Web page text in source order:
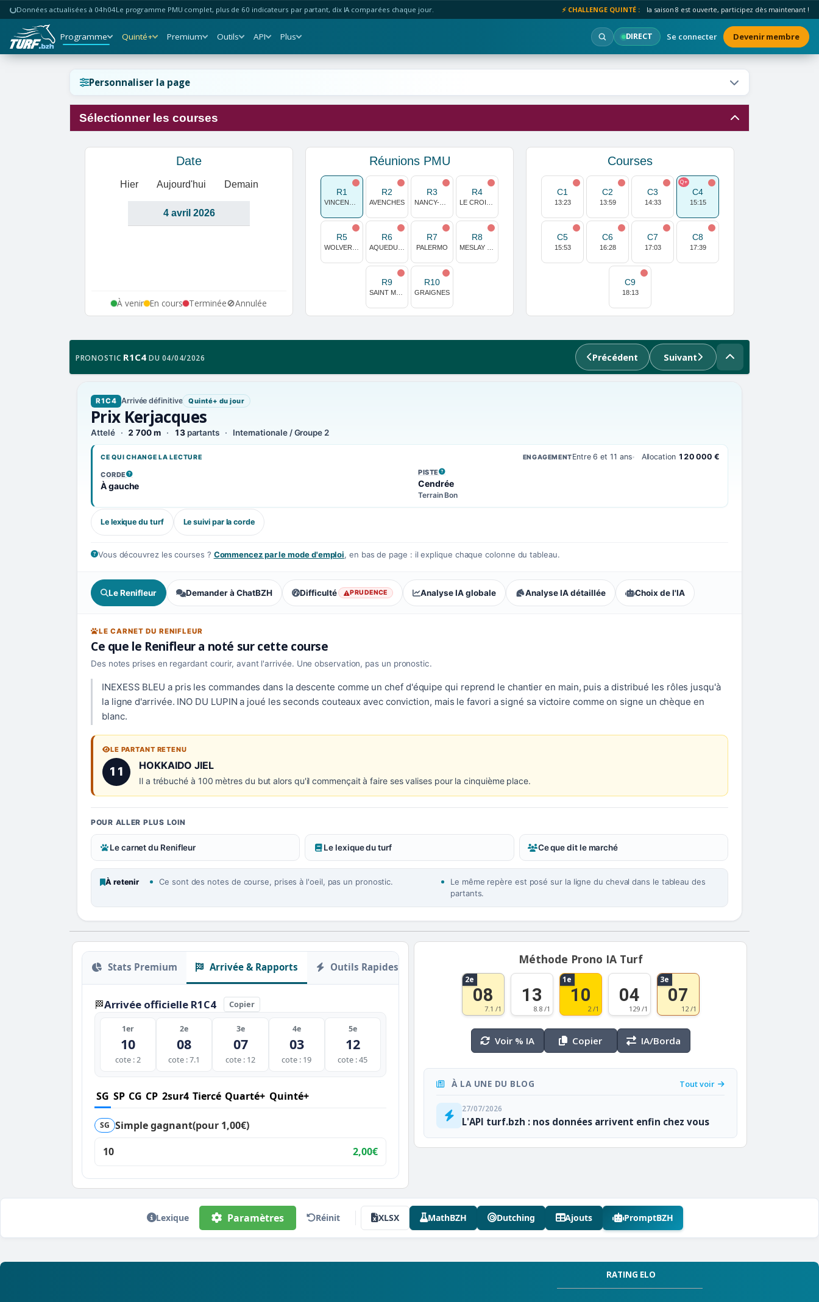
Données actualisées à 04h04Le programme PMU complet, plus de 60 indicateurs par partant, dix IA comparées chaque jour. ⚡ CHALLENGE QUINTÉ : la saison 8 est ouverte, participez dès maintenant !
Programme Quinté+ Premium Outils API Plus DIRECT Se connecter Devenir membre
Personnaliser la page
Sélectionner les courses
Date
Hier Aujourd'hui Demain
À venir En cours Terminée🚫Annulée
Réunions PMU
R1 R2
AVENCHES
R3 R4
R5 R6 R7
PALERMO
R8
R9 R10
GRAIGNES
Courses
C1
13:23
C2
13:59
C3
14:33
C4
15:15
Q+
C5
15:53
C6
16:28
C7
17:03
C8
17:39
C9
18:13
PRONOSTIC R1C4 DU 04/04/2026 Précédent Suivant
R1C4 Arrivée définitive Quinté+ du jour
Prix Kerjacques
Attelé 2 700 m 13partants Internationale / Groupe 2
CE QUI CHANGE LA LECTURE ENGAGEMENTEntre 6 et 11 ans Allocation 120 000 €
CORDE
, VOIR LA DÉFINITION
À gauche
PISTE
, VOIR LA DÉFINITION
Cendrée
Terrain Bon
Le lexique du turf Le suivi par la corde
Vous découvrez les courses ? Commencez par le mode d'emploi, en bas de page : il explique chaque colonne du tableau.
Le Renifleur Demander à ChatBZH Difficulté PRUDENCE
, prudence : vigilance Analyse IA globale Analyse IA détaillée Choix de l'IA
LE CARNET DU RENIFLEUR
Ce que le Renifleur a noté sur cette course
Des notes prises en regardant courir, avant l'arrivée. Une observation, pas un pronostic.
INEXESS BLEU a pris les commandes dans la descente comme un chef d'équipe qui reprend le chantier en main, puis a distribué les rôles jusqu'à
la ligne d'arrivée. INO DU LUPIN a joué les seconds couteaux avec conviction, mais le favori a signé sa victoire comme on signe un chèque en
blanc.
LE PARTANT RETENU
11 Numéro 11 :
HOKKAIDO JIEL
Il a trébuché à 100 mètres du but alors qu'il commençait à faire ses valises pour la cinquième place.
POUR ALLER PLUS LOIN
Le carnet du Renifleur Le lexique du turf Ce que dit le marché
À retenir Ce sont des notes de course, prises à l'oeil, pas un pronostic.
Le même repère est posé sur la ligne du cheval dans le tableau des
partants.
Stats Premium Arrivée & Rapports Outils Rapides
🏁Arrivée officielle R1C4 Copier
1er
10
cote : 2
2e
08
cote : 7.1
3e
07
cote : 12
4e
03
cote : 19
5e
12
cote : 45
SG SP CG CP 2sur4 Tiercé Quarté+ Quinté+
SG Simple gagnant(pour 1,00€)
10
2,00€
Méthode Prono IA Turf
2e
08
7.1 /1
13
8.8 /1
1e
10
2 /1
04
129 /1
3e
07
12 /1
Voir % IA Copier IA/Borda
À LA UNE DU BLOG Tout voir
27/07/2026
L'API turf.bzh : nos données arrivent enfin chez vous
Lexique Paramètres Réinit XLSX MathBZH Dutching Ajouts PromptBZH
RATING ELO
Réinitialiser l'affichage ?
Annuler